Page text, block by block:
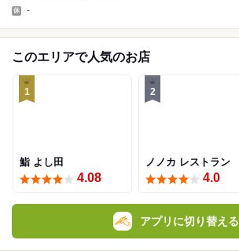
-
このエリアで人気のお店
1
鮨 よし田
4.08
2
ノノカ レストラン
4.0
アプリに切り替える